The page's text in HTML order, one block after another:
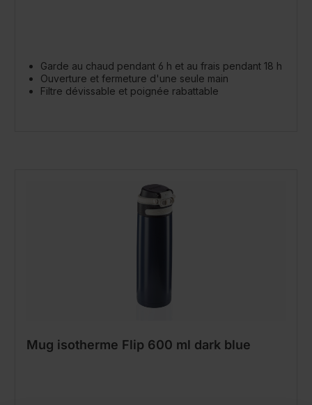
Garde au chaud pendant 6 h et au frais pendant 18 h
Ouverture et fermeture d'une seule main
Filtre dévissable et poignée rabattable
Mug isotherme Flip 600 ml dark blue